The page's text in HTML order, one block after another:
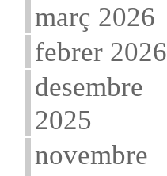
març 2026
febrer 2026
desembre
2025
novembre